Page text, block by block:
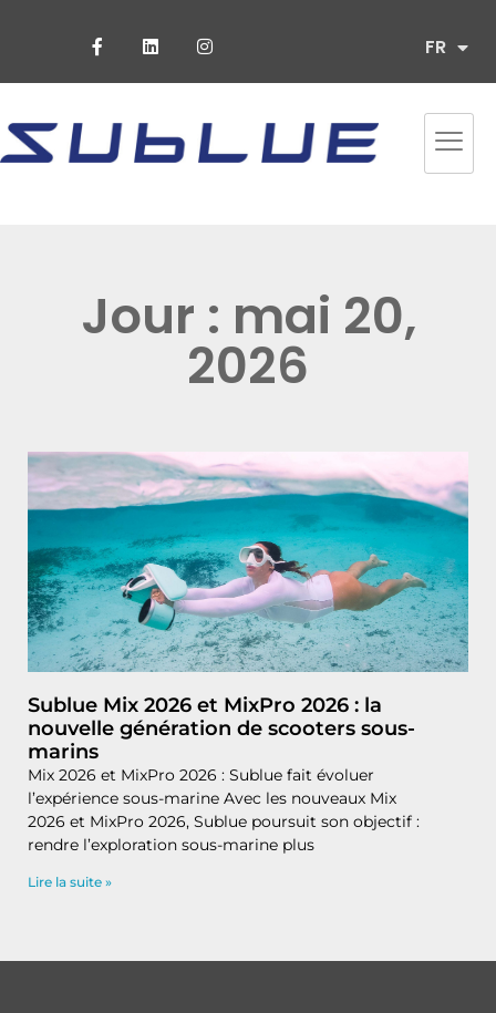
FR
PT
Jour : mai 20,
2026
Sublue Mix 2026 et MixPro 2026 : la
nouvelle génération de scooters sous-
marins
Mix 2026 et MixPro 2026 : Sublue fait évoluer
l’expérience sous-marine Avec les nouveaux Mix
2026 et MixPro 2026, Sublue poursuit son objectif :
rendre l’exploration sous-marine plus
Lire la suite »